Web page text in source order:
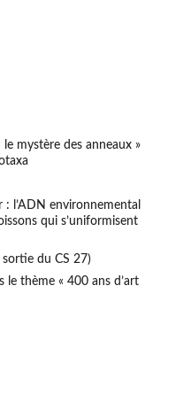
le mystère des anneaux »
l’ADN environnemental
qui s’uniformisent
du CS 27)
le thème « 400 ans d’art